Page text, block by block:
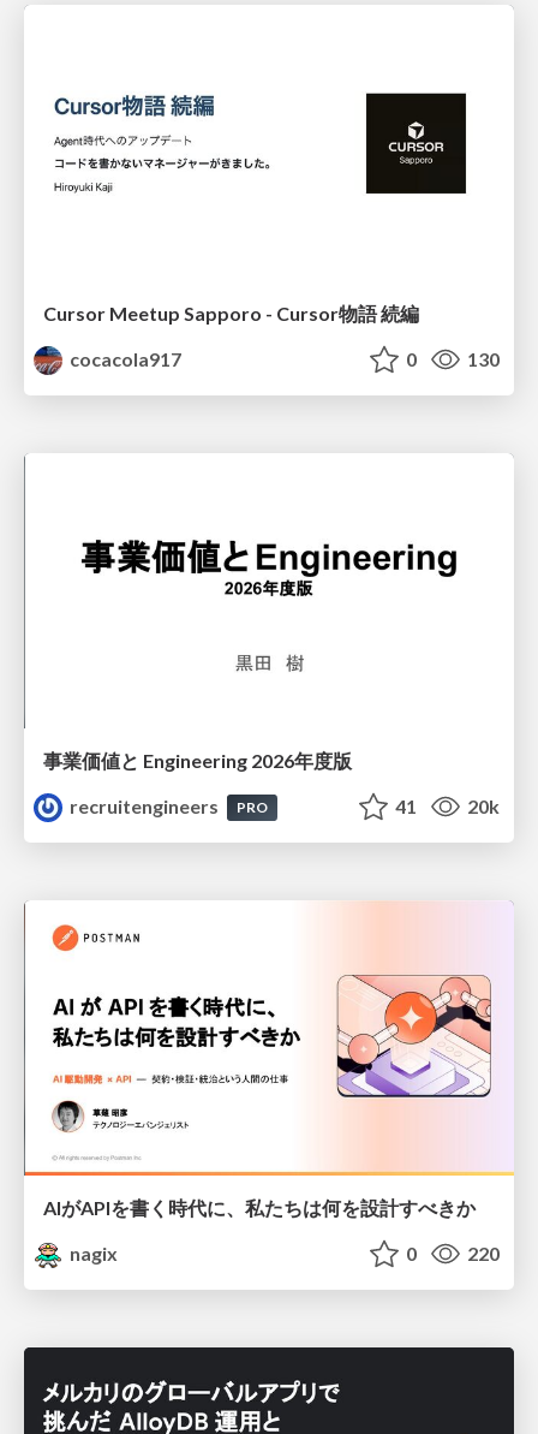
Cursor Meetup Sapporo - Cursor物語 続編
cocacola917
0 130
事業価値と Engineering 2026年度版
recruitengineers
PRO 41 20k
AIがAPIを書く時代に、私たちは何を設計すべきか
nagix
0 220